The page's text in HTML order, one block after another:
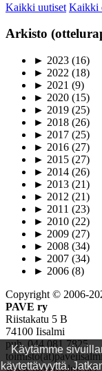
Kaikki uutiset Kaikki
Arkisto
► 2023 (16)
► 2022 (18)
► 2021 (9)
► 2020 (15)
► 2019 (25)
► 2018 (26)
► 2017 (25)
► 2016 (27)
► 2015 (27)
► 2014 (26)
► 2013 (21)
► 2012 (21)
► 2011 (23)
► 2010 (22)
► 2009 (27)
► 2008 (34)
► 2007 (34)
► 2006 (8)
Copyright © 2006-
PAVE ry
Riistakatu 5 B
74100 Iisalmi
puh. 044 081 7825
www.paveiisalmi.net
Käytämme
käytettävyyttä.